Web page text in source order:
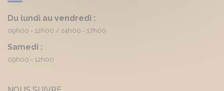
Du lundi au vendredi :
09h00 - 12h00 14h00 - 17h00
Samedi :
09h00 - 12h00